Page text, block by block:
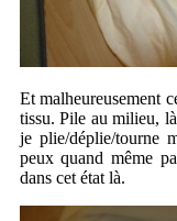
Et malheureusement
tissu. Pile au milieu,
je plie/déplie/tourne
peux quand même
dans cet état là.